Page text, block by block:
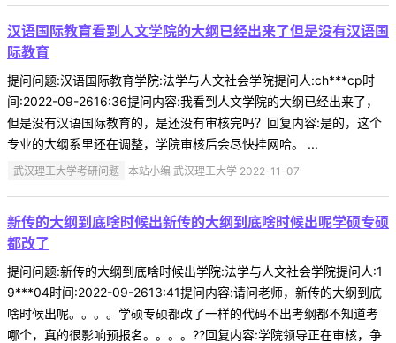
汉语国际教育看到人文学院的大纲已经出来了但是没有汉语国
际教育
提问问题:汉语国际教育学院:法学与人文社会学院提问人:ch***cp时
间:2022-09-2616:36提问内容:我看到人文学院的大纲已经出来了，
但是没有汉语国际教育的，是还没有审核完吗？回复内容:是的，这个
专业的大纲系里还在调整，学院审核后会尽快挂网哈。 ...
武汉理工大学考研问题 本站小编 武汉理工大学 2022-11-07
新传的大纲到底啥时候出新传的大纲到底啥时候出呢学硕专硕
都改了
提问问题:新传的大纲到底啥时候出学院:法学与人文社会学院提问人:1
9***04时间:2022-09-2613:41提问内容:请问老师，新传的大纲到底
啥时候出呢。。。。学硕专硕都改了一样的代码不出考纲都不知道考
哪个，真的很影响预报名。。。。??回复内容:学院领导正在审核，争